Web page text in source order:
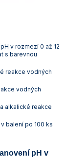
v rozmezí 0 až 12
s barevnou
reakce vodných
vodných
alkalické reakce
balení po 100 ks
pH v